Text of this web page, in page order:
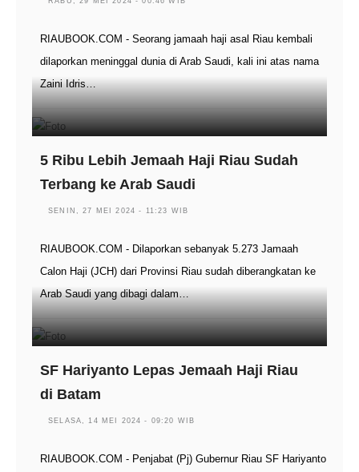
RIAUBOOK.COM - Seorang jamaah haji asal Riau kembali
dilaporkan meninggal dunia di Arab Saudi, kali ini atas nama
Zaini Idris…
5 Ribu Lebih Jemaah Haji Riau Sudah
Terbang ke Arab Saudi
SENIN, 27 MEI 2024 - 11:23 WIB
RIAUBOOK.COM - Dilaporkan sebanyak 5.273 Jamaah
Calon Haji (JCH) dari Provinsi Riau sudah diberangkatan ke
Arab Saudi yang dibagi dalam…
SF Hariyanto Lepas Jemaah Haji Riau
di Batam
SELASA, 14 MEI 2024 - 09:20 WIB
RIAUBOOK.COM - Penjabat (Pj) Gubernur Riau SF Hariyanto